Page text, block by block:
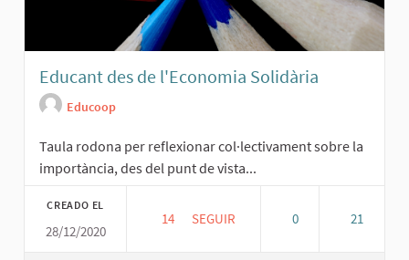
Educant des de l'Economia Solidària
Educoop
Taula rodona per reflexionar col·lectivament sobre la
importància, des del punt de vista...
CREADO EL
28/12/2020
14 14 SEGUIDORAS
SEGUIR 0 21